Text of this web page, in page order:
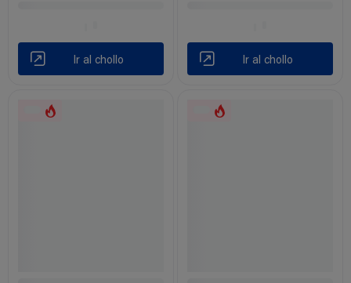
Ir al chollo Ir al chollo